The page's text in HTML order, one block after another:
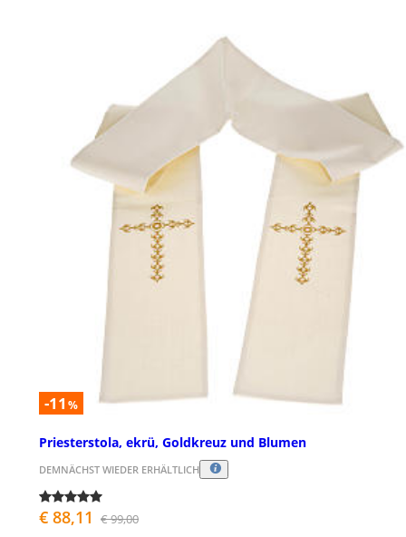
-11 %
Priesterstola, ekrü, Goldkreuz und Blumen
DEMNÄCHST WIEDER ERHÄLTLICH
€ 88,11 € 99,00